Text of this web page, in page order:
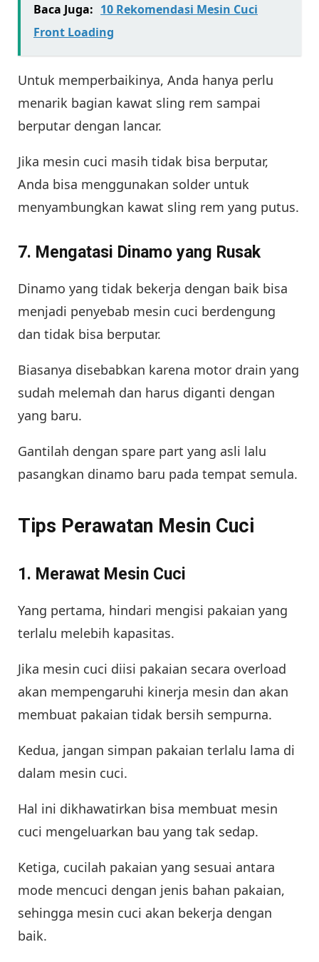
Baca Juga: 10 Rekomendasi Mesin Cuci
Front Loading
Untuk memperbaikinya, Anda hanya perlu
menarik bagian kawat sling rem sampai
berputar dengan lancar.
Jika mesin cuci masih tidak bisa berputar,
Anda bisa menggunakan solder untuk
menyambungkan kawat sling rem yang putus.
7. Mengatasi Dinamo yang Rusak
Dinamo yang tidak bekerja dengan baik bisa
menjadi penyebab mesin cuci berdengung
dan tidak bisa berputar.
Biasanya disebabkan karena motor drain yang
sudah melemah dan harus diganti dengan
yang baru.
Gantilah dengan spare part yang asli lalu
pasangkan dinamo baru pada tempat semula.
Tips Perawatan Mesin Cuci
1. Merawat Mesin Cuci
Yang pertama, hindari mengisi pakaian yang
terlalu melebih kapasitas.
Jika mesin cuci diisi pakaian secara overload
akan mempengaruhi kinerja mesin dan akan
membuat pakaian tidak bersih sempurna.
Kedua, jangan simpan pakaian terlalu lama di
dalam mesin cuci.
Hal ini dikhawatirkan bisa membuat mesin
cuci mengeluarkan bau yang tak sedap.
Ketiga, cucilah pakaian yang sesuai antara
mode mencuci dengan jenis bahan pakaian,
sehingga mesin cuci akan bekerja dengan
baik.